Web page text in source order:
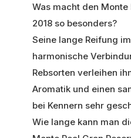
Was macht den Monte
2018 so besonders?
Seine lange Reifung
harmonische
Rebsorten verleihen
Aromatik und einen
bei Kennern sehr
Wie lange kann man